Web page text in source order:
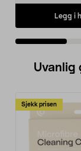
Legg i
Uvanlig
Sjekk prisen